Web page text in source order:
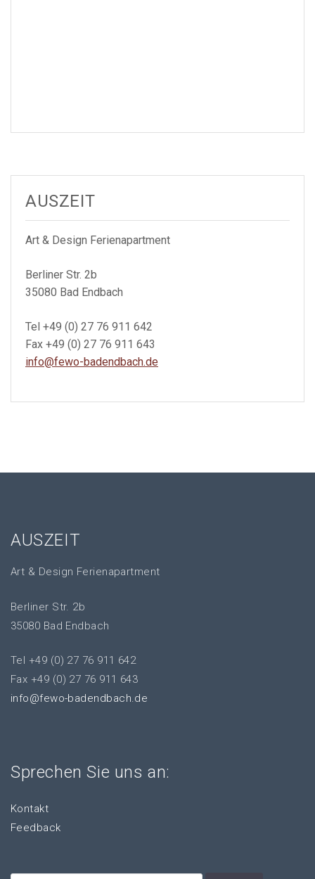
AUSZEIT
Art & Design Ferienapartment
Berliner Str. 2b
35080 Bad Endbach
Tel +49 (0) 27 76 911 642
Fax +49 (0) 27 76 911 643
info@fewo-badendbach.de
AUSZEIT
Art & Design Ferienapartment
Berliner Str. 2b
35080 Bad Endbach
Tel +49 (0) 27 76 911 642
Fax +49 (0) 27 76 911 643
info@fewo-badendbach.de
Sprechen Sie uns an:
Kontakt
Feedback